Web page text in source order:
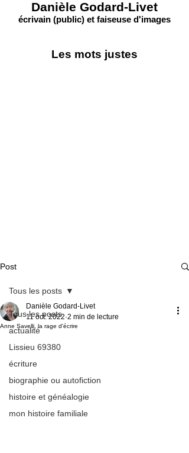
Danièle Godard-Livet
écrivain (public) et faiseuse d'images
Les mots justes
Post
Tous les posts
actualité
Lissieu 69380
écriture
biographie ou autofiction
histoire et généalogie
mon histoire familiale
Tous les posts
Anne Savelli, la rage d'écrire
Danièle Godard-Livet
11 oct. 2022 2 min de lecture